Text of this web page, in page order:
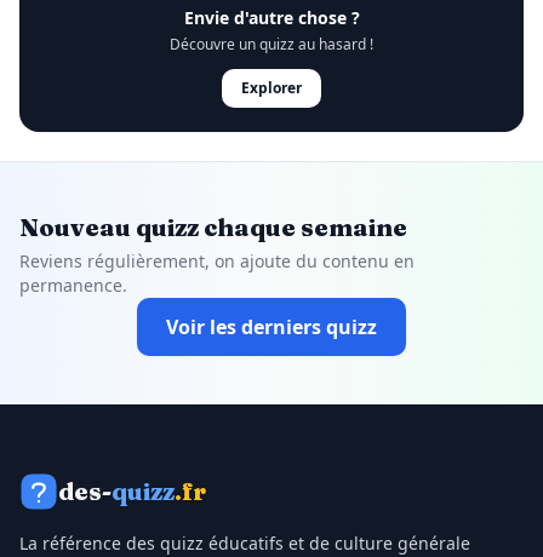
Envie d'autre chose ?
Découvre un quizz au hasard !
Explorer
Nouveau quizz chaque semaine
Reviens régulièrement, on ajoute du contenu en
permanence.
Voir les derniers quizz
des-quizz.fr
La référence des quizz éducatifs et de culture générale